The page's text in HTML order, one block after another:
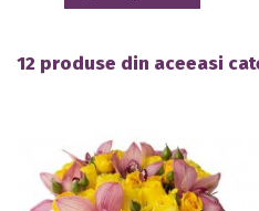
12 produse din aceeasi